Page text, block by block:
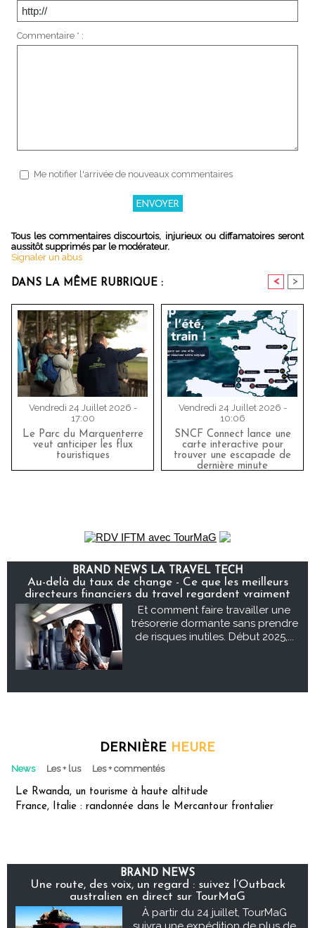
Commentaire * :
Me notifier l'arrivée de nouveaux commentaires
Tous les commentaires discourtois, injurieux ou diffamatoires seront
aussitôt supprimés par le modérateur.
Signaler un abus
DANS LA MÊME RUBRIQUE : < >
Vendredi 24 Juillet 2026 -
17:00
Le Parc du Marquenterre
veut anticiper les flux
touristiques
Vendredi 24 Juillet 2026 -
10:06
SNCF Connect lance une
carte interactive pour
trouver une escapade de
dernière minute
BRAND NEWS LA TRAVEL TECH
Au-delà du taux de change - Ce que les meilleurs
directeurs financiers du travel regardent vraiment
Et comment faire travailler une
trésorerie dormante sans prendre
de risques inutiles. Début 2025,...
DERNIÈRE HEURE
News Les + lus Les + commentés
Le Rwanda, un tourisme à haute altitude
France, Italie : randonnée dans le Mercantour frontalier
BRAND NEWS
Une route, des voix, un regard : suivez l’Outback
australien en direct sur TourMaG
À partir du 24 juillet, TourMaG